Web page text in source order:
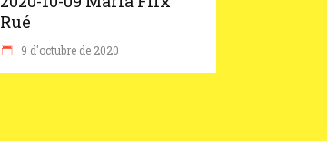
Rué
9 d'octubre de 2020